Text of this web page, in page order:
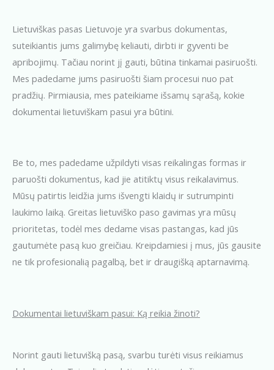
Lietuviškas pasas Lietuvoje yra svarbus dokumentas,
suteikiantis jums galimybę keliauti, dirbti ir gyventi be
apribojimų. Tačiau norint jį gauti, būtina tinkamai pasiruošti.
Mes padedame jums pasiruošti šiam procesui nuo pat
pradžių. Pirmiausia, mes pateikiame išsamų sąrašą, kokie
dokumentai lietuviškam pasui yra būtini.
Be to, mes padedame užpildyti visas reikalingas formas ir
paruošti dokumentus, kad jie atitiktų visus reikalavimus.
Mūsų patirtis leidžia jums išvengti klaidų ir sutrumpinti
laukimo laiką. Greitas lietuviško paso gavimas yra mūsų
prioritetas, todėl mes dedame visas pastangas, kad jūs
gautumėte pasą kuo greičiau. Kreipdamiesi į mus, jūs gausite
ne tik profesionalią pagalbą, bet ir draugišką aptarnavimą.
Dokumentai lietuviškam pasui: Ką reikia žinoti?
Norint gauti lietuvišką pasą, svarbu turėti visus reikiamus